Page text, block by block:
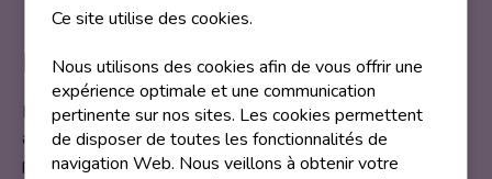
Description
Plongez dans l’univers captivant de l’e-sport grâce à cet
atelier immersif ! Découvrez les coulisses d’un tournoi en
prenant le rôle d’animateur ou de compétiteur. Encadrés
Ce site utilise des cookies.
Nous utilisons des cookies afin de vous offrir une
expérience optimale et une communication
pertinente sur nos sites. Les cookies permettent
de disposer de toutes les fonctionnalités de
navigation Web. Nous veillons à obtenir votre